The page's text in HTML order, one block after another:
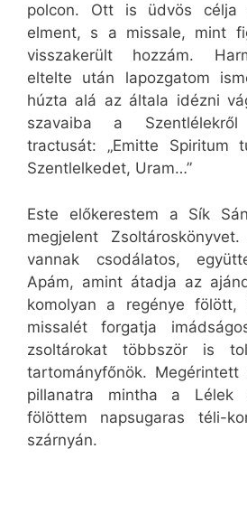
polcon. Ott is üdvös
elment, s a missale, mint
visszakerült hozzám.
eltelte után lapozgatom
húzta alá az általa idézni
szavaiba a
tractusát: „Emitte Spiritum
Szentlelkedet, Uram…”
Este előkerestem a Sík
megjelent
vannak csodálatos,
Apám, amint átadja az
komolyan a regénye fölött,
missalét forgatja
zsoltárokat többször is
tartományfőnök.
pillanatra mintha a Lélek
fölöttem napsugaras téli-
szárnyán.